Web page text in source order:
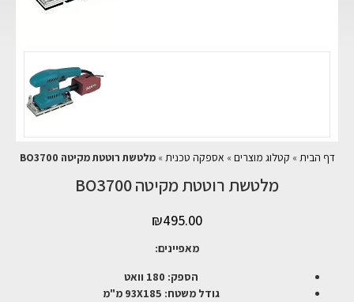
דף הבית » קטלוג מוצרים » אספקה טכנית »מלטשת רוטטת מקיטה BO3700
מלטשת רוטטת מקיטה BO3700
₪495.00
מאפיינים:
הספק: 180 וואט
גודל משטח: 93X185 מ"מ